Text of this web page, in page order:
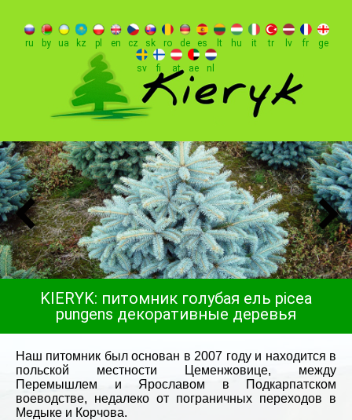
ru by ua kz pl en cz sk ro de es lt hu it tr lv fr ge
sv fi at ae nl
KIERYK: питомник голубая ель picea
pungens декоративные деревья
Наш питомник был основан в 2007 году и находится в
польской местности Цеменжовице, между
Перемышлем и Ярославом в Подкарпатском
воеводстве, недалеко от пограничных переходов в
Медыке и Корчова.